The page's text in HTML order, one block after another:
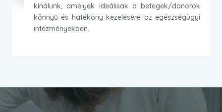
kínálunk, amelyek ideálisak a betegek/donorok
könnyű és hatékony kezelésére az egészségügyi
intézményekben.